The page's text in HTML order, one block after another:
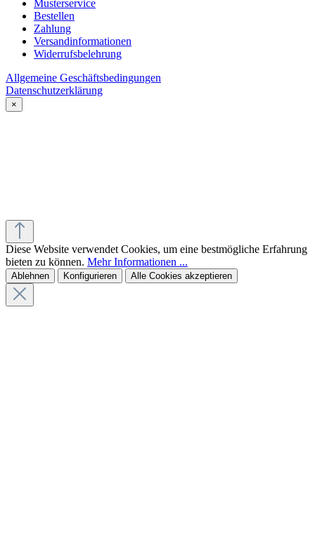
Musterservice
Bestellen
Zahlung
Versandinformationen
Widerrufsbelehrung
Allgemeine Geschäftsbedingungen
Datenschutzerklärung
×
Diese Website verwendet Cookies, um eine bestmögliche Erfahrung
bieten zu können. Mehr Informationen ...
Ablehnen Konfigurieren Alle Cookies akzeptieren